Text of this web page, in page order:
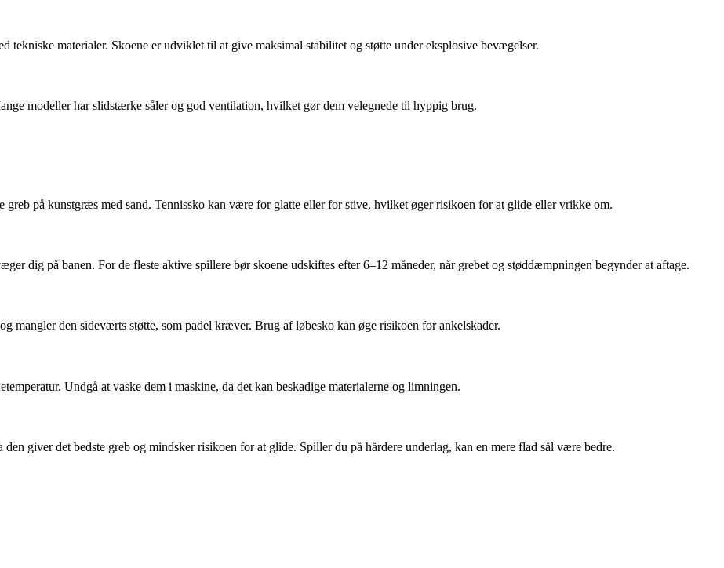
tekniske materialer. Skoene er udviklet til at give maksimal stabilitet og støtte under eksplosive bevægelser.
modeller har slidstærke såler og god ventilation, hvilket gør dem velegnede til hyppig brug.
på kunstgræs med sand. Tennissko kan være for glatte eller for stive, hvilket øger risikoen for at glide eller vrikke om.
dig på banen. For de fleste aktive spillere bør skoene udskiftes efter 6–12 måneder, når grebet og støddæmpningen begynder at aftage.
mangler den sideværts støtte, som padel kræver. Brug af løbesko kan øge risikoen for ankelskader.
Undgå at vaske dem i maskine, da det kan beskadige materialerne og limningen.
giver det bedste greb og mindsker risikoen for at glide. Spiller du på hårdere underlag, kan en mere flad sål være bedre.